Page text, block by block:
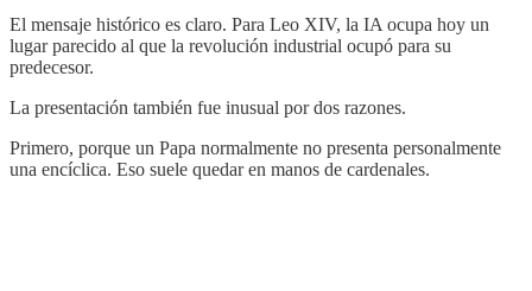
El mensaje histórico es claro. Para Leo XIV, la IA ocupa hoy un
lugar parecido al que la revolución industrial ocupó para su
predecesor.
La presentación también fue inusual por dos razones.
Primero, porque un Papa normalmente no presenta personalmente
una encíclica. Eso suele quedar en manos de cardenales.